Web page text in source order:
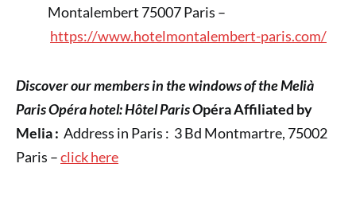
Montalembert 75007 Paris –
https://www.hotelmontalembert-paris.com/
Discover our members in the windows of the Melià
Paris Opéra hotel: Hôtel Paris Opéra Affiliated by
Melia : Address in Paris : 3 Bd Montmartre, 75002
Paris –click here